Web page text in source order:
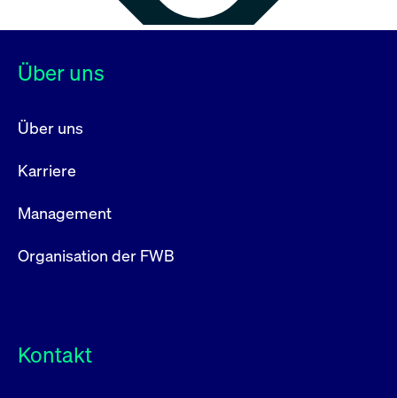
Über uns
Über uns
Karriere
Management
Organisation der FWB
Kontakt